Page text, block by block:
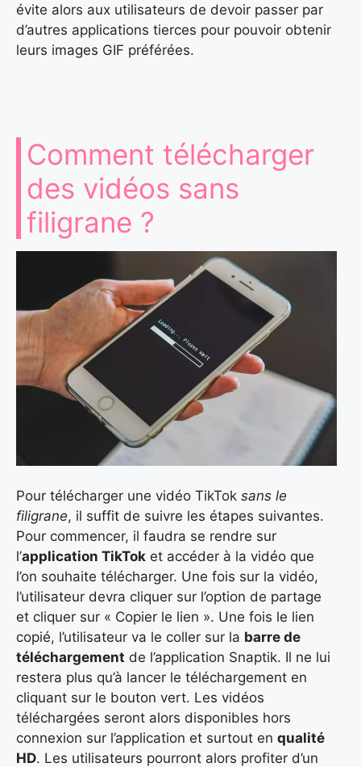
évite alors aux utilisateurs de devoir passer par
d’autres applications tierces pour pouvoir obtenir
leurs images GIF préférées.
Comment télécharger
des vidéos sans
filigrane ?
Pour télécharger une vidéo TikTok sans le
filigrane, il suffit de suivre les étapes suivantes.
Pour commencer, il faudra se rendre sur
l’application TikTok et accéder à la vidéo que
l’on souhaite télécharger. Une fois sur la vidéo,
l’utilisateur devra cliquer sur l’option de partage
et cliquer sur « Copier le lien ». Une fois le lien
copié, l’utilisateur va le coller sur la barre de
téléchargement de l’application Snaptik. Il ne lui
restera plus qu’à lancer le téléchargement en
cliquant sur le bouton vert. Les vidéos
téléchargées seront alors disponibles hors
connexion sur l’application et surtout en qualité
HD. Les utilisateurs pourront alors profiter d’un